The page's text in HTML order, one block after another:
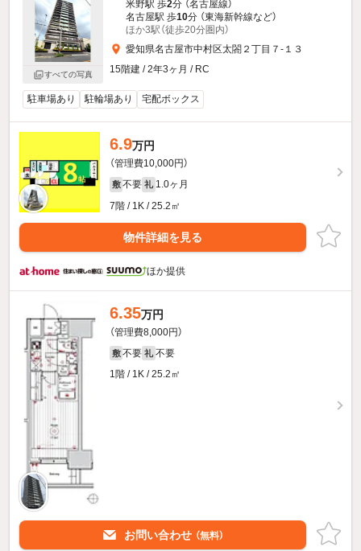
すべての写真
米野駅 歩2分 （名古屋線）
名古屋駅 歩10分 （東海新幹線など）
ほか3駅（徒歩20分圏内）
愛知県名古屋市中村区太閤２丁目７-１３
15階建 / 2年3ヶ月 / RC
駐車場あり 駐輪場あり 宅配ボックス
6.9万円
（管理費10,000円）
敷 不要 礼 1.0ヶ月
7階 / 1K / 25.2㎡
物件詳細を見る
ほか提供
6.35万円
（管理費8,000円）
敷 不要 礼 不要
1階 / 1K / 25.2㎡
お問い合わせ （無料）